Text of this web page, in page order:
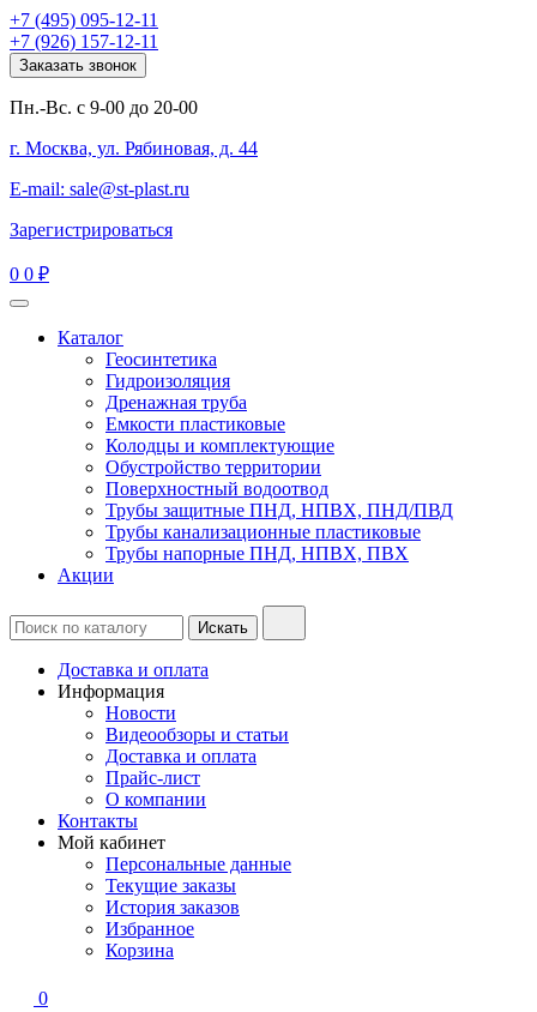
+7 (495) 095-12-11
+7 (926) 157-12-11
Заказать звонок
Пн.-Вс. с 9-00 до 20-00
г. Москва, ул. Рябиновая, д. 44
E-mail: sale@st-plast.ru
Зарегистрироваться
0 0 ₽
Каталог
Геосинтетика
Гидроизоляция
Дренажная труба
Емкости пластиковые
Колодцы и комплектующие
Обустройство территории
Поверхностный водоотвод
Трубы защитные ПНД, НПВХ, ПНД/ПВД
Трубы канализационные пластиковые
Трубы напорные ПНД, НПВХ, ПВХ
Акции
Доставка и оплата
Информация
Новости
Видеообзоры и статьи
Доставка и оплата
Прайс-лист
О компании
Контакты
Мой кабинет
Персональные данные
Текущие заказы
История заказов
Избранное
Корзина
0